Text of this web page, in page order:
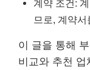
계약 조건:
므로, 계약
이 글을 통해
비교와 추천 업